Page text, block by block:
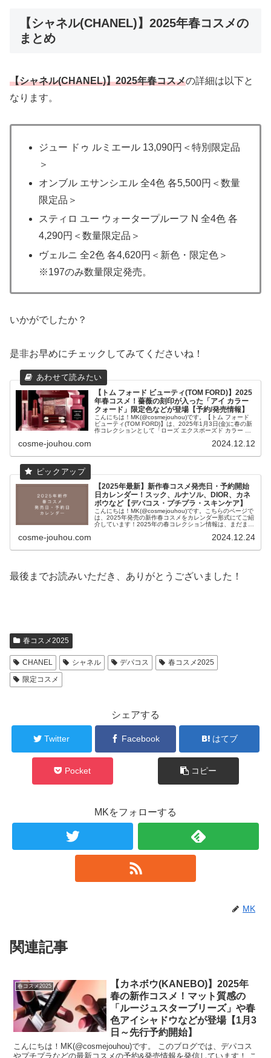
【シャネル(CHANEL)】2025年春コスメの
まとめ
【シャネル(CHANEL)】2025年春コスメの詳細は以下と
なります。
ジュー ドゥ ルミエール 13,090円＜特別限定品
＞
オンブル エサンシエル 全4色 各5,500円＜数量
限定品＞
スティロ ユー ウォータープルーフ N 全4色 各
4,290円＜数量限定品＞
ヴェルニ 全2色 各4,620円＜新色・限定色＞
※197のみ数量限定発売。
いかがでしたか？
是非お早めにチェックしてみてくださいね！
【トム フォード ビューティ(TOM FORD)】2025
年春コスメ！薔薇の刻印が入った「アイ カラー
クォード」限定色などが登場【予約/発売情報】
こんにちは！MK(@cosmejouhou)です。【トム フォード
ビューティ(TOM FORD)】は、2025年1月3日(金)に春の新
作コレクションとして「ローズ エクスポーズド カラー コ
cosme-jouhou.com 2024.12.12
【2025年最新】新作春コスメ発売日・予約開始
日カレンダー！スック、ルナソル、DIOR、カネ
ボウなど【デパコス・プチプラ・スキンケア】
こんにちは！MK(@cosmejouhou)です。こちらのページで
は、2025年発売の新作春コスメをカレンダー形式にてご紹
介しています！2025年の春コレクション情報は、まだまだ
cosme-jouhou.com 2024.12.24
最後までお読みいただき、ありがとうございました！
春コスメ2025
CHANEL シャネル デパコス
春コスメ2025
限定コスメ
シェアする
Twitter Facebook はてブ
Pocket コピー
MKをフォローする
MK
関連記事
春コスメ2025
【カネボウ(KANEBO)】2025年
春の新作コスメ！マット質感の
「ルージュスターブリーズ」や春
色アイシャドウなどが登場【1月3
日～先行予約開始】
こんにちは！MK(@cosmejouhou)です。 このブログでは、デパコス
やプチプラなどの最新コスメの予約&発売情報を発信しています！ こ